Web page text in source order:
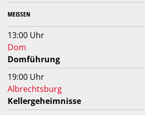
MEISSEN
13:00 Uhr
Dom
Domführung
19:00 Uhr
Albrechtsburg
Kellergeheimnisse